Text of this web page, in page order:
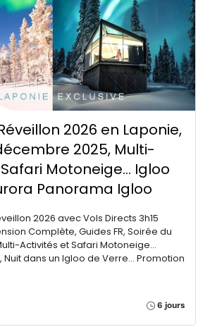
2026 en Laponie,
2025, Multi-
Motoneige… Igloo
Panorama Igloo
2026 avec Vols Directs 3h15
Complète, Guides FR, Soirée du
Activités et Safari Motoneige...
dans un Igloo de Verre... Promotion
6 jours